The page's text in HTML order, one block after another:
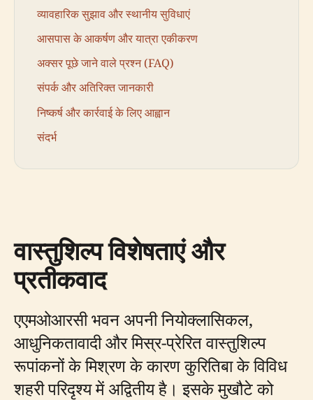
व्यावहारिक सुझाव और स्थानीय सुविधाएं
आसपास के आकर्षण और यात्रा एकीकरण
अक्सर पूछे जाने वाले प्रश्न (FAQ)
संपर्क और अतिरिक्त जानकारी
निष्कर्ष और कार्रवाई के लिए आह्वान
संदर्भ
वास्तुशिल्प विशेषताएं और
प्रतीकवाद
एएमओआरसी भवन अपनी नियोक्लासिकल,
आधुनिकतावादी और मिस्र-प्रेरित वास्तुशिल्प
रूपांकनों के मिश्रण के कारण कुरितिबा के विविध
शहरी परिदृश्य में अद्वितीय है। इसके मुखौटे को